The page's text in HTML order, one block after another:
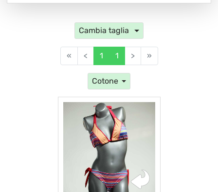
Cambia taglia
« < 1 1 > »
Cotone